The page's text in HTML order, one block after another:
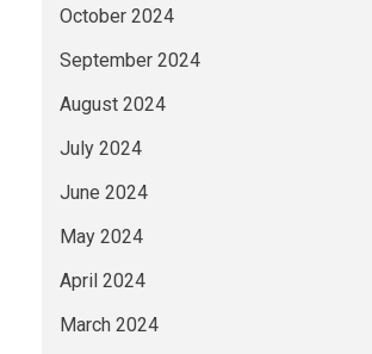
October 2024
September 2024
August 2024
July 2024
June 2024
May 2024
April 2024
March 2024